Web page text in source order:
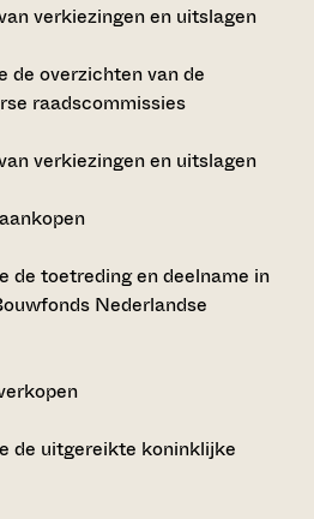
verkiezingen en uitslagen
de overzichten van de
raadscommissies
verkiezingen en uitslagen
de toetreding en deelname in
Nederlandse
de uitgereikte koninklijke